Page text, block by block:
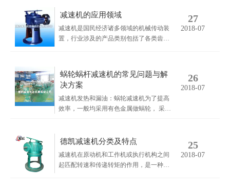
平面蜗轮为产形轮而展成包络环面蜗杆称
为平面包络环面蜗杆,这些特定齿面的蜗轮
可以和它们各自的包络环面蜗杆组成蜗杆
传动，称为平面一次包络环面蜗杆传动。
减速机的应用领域
减速机是国民经济诸多领域的机械传动装
置，行业涉及的产品类别包括了各类齿轮
置、调速装置、以及包括柔性传动装置在
内的各类复合传动装置等。
27
2018-07
蜗轮蜗杆减速机的常见问题与解
决方案
减速机发热和漏油：蜗轮减速机为了提高
效率，一般均采用有色金属做蜗轮， 采用
量，使减速机各零件和密封之间热膨胀产
液由于温度的升高变稀，容易造成泄漏。
主要原因有四点，一是材质的搭配是否合
26
2018-07
德凯减速机分类及特点
减速机在原动机和工作机或执行机构之间
起匹配转速和传递转矩的作用，是一种相
25
2018-07